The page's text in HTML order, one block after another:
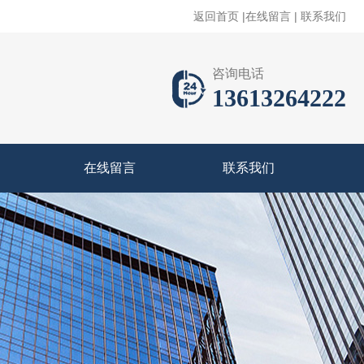
返回首页 |在线留言 | 联系我们
咨询电话
13613264222
在线留言 联系我们